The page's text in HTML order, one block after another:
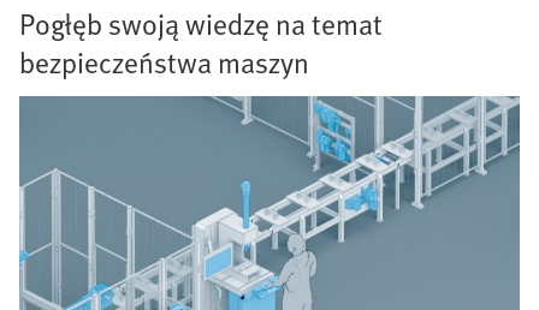
Pogłęb swoją wiedzę na temat
bezpieczeństwa maszyn